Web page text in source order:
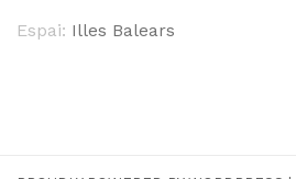
Espai: Illes Balears